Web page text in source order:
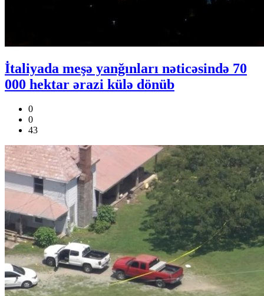
İtaliyada meşə yanğınları nəticəsində 70
000 hektar ərazi külə dönüb
0
0
43